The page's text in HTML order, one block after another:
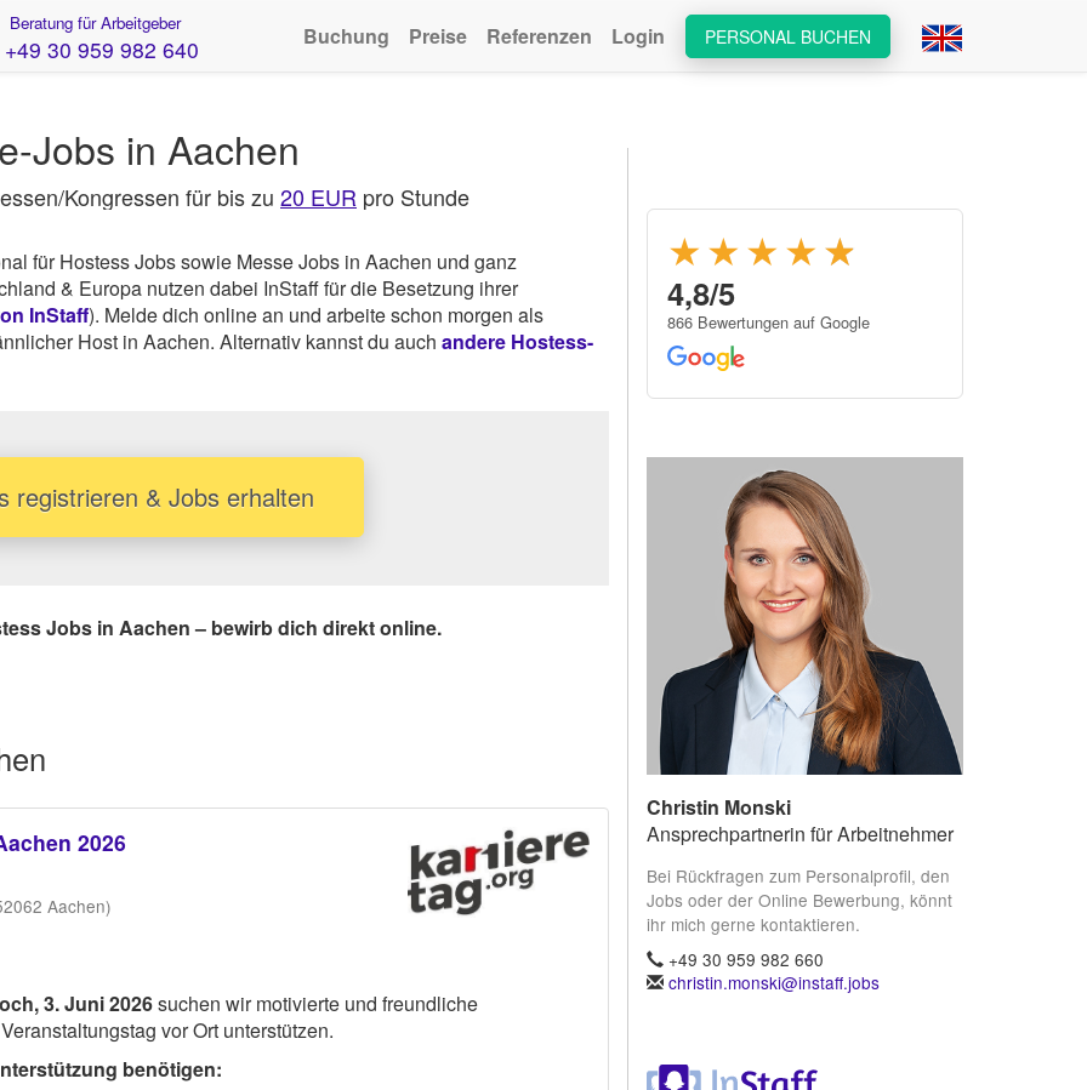
Beratung für Arbeitgeber
+49 30 959 982 640 PERSONAL BUCHEN
Buchung Preise Referenzen Login
Jobs in Aachen
Kongressen für bis zu 20 EUR pro Stunde
für Hostess Jobs sowie Messe Jobs in Aachen und ganz
& Europa nutzen dabei InStaff für die Besetzung ihrer
InStaff). Melde dich online an und arbeite schon morgen als
Host in Aachen. Alternativ kannst du auch andere Hostess-
registrieren & Jobs erhalten
Jobs in Aachen – bewirb dich direkt online.
2026
Aachen)
3. Juni 2026suchen wir motivierte und freundliche
vor Ort unterstützen.
benötigen:
★★★★★
★
4,8/5
866 Bewertungen auf Google
Christin Monski
Ansprechpartnerin für Arbeitnehmer
Bei Rückfragen zum Personalprofil, den
Jobs oder der Online Bewerbung, könnt
ihr mich gerne kontaktieren.
+49 30 959 982 660
christin.monski@instaff.jobs